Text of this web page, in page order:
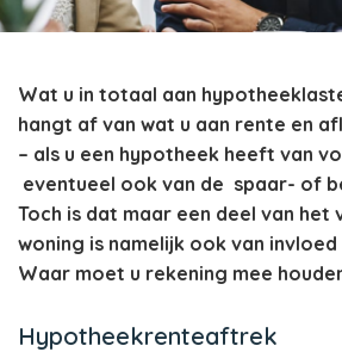
Wat u in totaal aan
hangt af van wat u aan rente en
– als u een hypotheek heeft van
eventueel ook van de spaar- of
Toch is dat maar een deel van het
woning is namelijk ook van
Waar moet u rekening mee
Hypotheekrenteaftrek